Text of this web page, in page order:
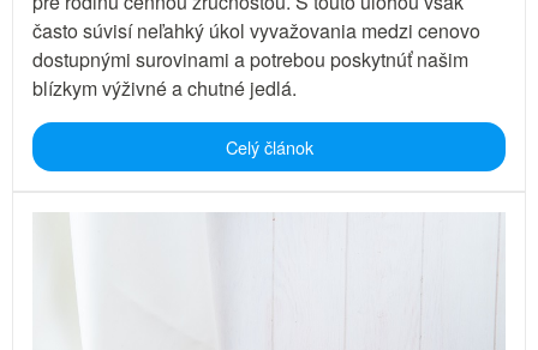
často súvisí neľahký úkol vyvažovania medzi cenovo
dostupnými surovinami a potrebou poskytnúť našim
blízkym výživné a chutné jedlá.
Celý článok